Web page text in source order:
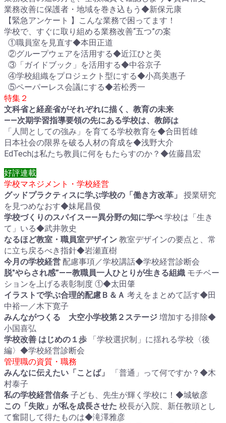
業務改善に保護者・地域を巻き込もう◆新保元康
【緊急アンケート 】こんな業務で困ってます！
学校で、すぐに取り組める業務改善“五つ”の案
①職員室を見直す◆本田正道
②グループウェアを活用する◆近江ひと美
③「ガイドブック」を活用する◆中谷京子
④学校組織をプロジェクト型にする◆小髙美惠子
⑤ペーパーレス会議にする◆若松秀一
特集２
文科省と経産省がそれぞれに描く、教育の未来
――次期学習指導要領の先にある学校は、教師は
「人間としての強み」を育てる学校教育を◆合田哲雄
日本社会の限界を破る人材の育成を◆浅野大介
EdTechは私たち教員に何をもたらすのか？◆佐藤昌宏
好評連載
学校マネジメント・学校経営
グッドプラクティスに学ぶ学校の「働き方改革」
授業研究
を見つめなおす◆妹尾昌俊
学校づくりのスパイス――異分野の知に学べ学校は「生き
て」いる◆武井敦史
なるほど教室・職員室デザイン 教室デザインの要点と、常
に立ち戻るべき指針◆岩瀬直樹
今月の学校経営 配慮事項／学校講話◆学校経営診断会
脱"やらされ感”――教職員一人ひとりが生きる組織 モチベー
ションを上げる表彰制度 ①◆太田肇
イラストで学ぶ合理的配慮Ｂ＆Ａ 考えをまとめて話す◆田
中裕一／木下寛子
みんながつくる 大空小学校第２ステージ 増加する排除◆
小国喜弘
学校改善 はじめの１歩 「学校選択制」に揺れる学校〈後
編〉◆学校経営診断会
管理職の資質・職務
みんなに伝えたい「ことば」
「普通」って何ですか？◆木
村泰子
私の学校経営信条 子ども、先生が輝く学校に！◆城敏彦
この「失敗」が私を成長させた 校長が入院、新任教頭とし
て奮闘して得たものは◆滝澤雅彦